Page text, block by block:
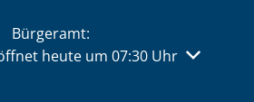
Bürgeramt:
Öffnungs- oder Schließzeiten
heute um 07:30 Uhr